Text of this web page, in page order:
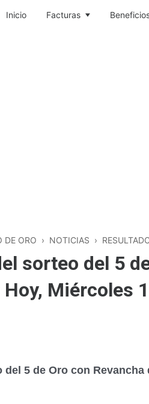
Inicio Facturas
DE ORO › NOTICIAS ›
sorteo del 5
Hoy, Miércoles
5 de Oro con Revancha